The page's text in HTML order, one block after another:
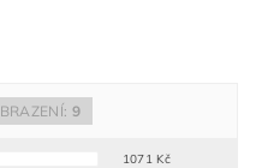
1071 Kč
9